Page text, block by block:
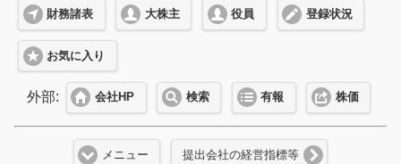
財務諸表 大株主 役員 登録状況
お気に入り
外部: 会社HP 検索 有報 株価
メニュー 提出会社の経営指標等